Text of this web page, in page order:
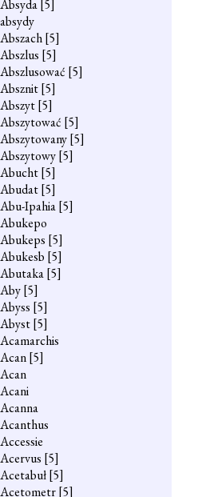
Absyda[5]
absydy
Abszach[5]
Abszlus [5]
Abszlusować [5]
Absznit[5]
Abszyt[5]
Abszytować [5]
Abszytowany[5]
Abszytowy[5]
Abucht[5]
Abudat[5]
Abu-Ipahia[5]
Abukepo
Abukeps [5]
Abukesb [5]
Abutaka[5]
Aby[5]
Abyss [5]
Abyst[5]
Acamarchis
Acan[5]
Acan
Acani
Acanna
Acanthus
Accessie
Acervus [5]
Acetabuł[5]
Acetometr[5]